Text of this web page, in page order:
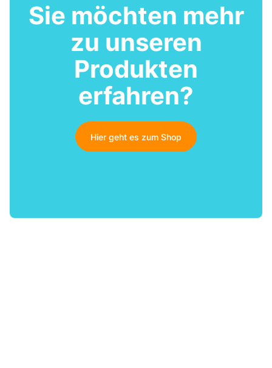
Sie möchten mehr
zu unseren
Produkten
erfahren?
Hier geht es zum Shop